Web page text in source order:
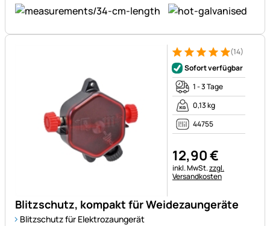
Blitzschutz, kompakt für Weidezaungeräte
Blitzschutz für Elektrozaungerät
Bewertung: 5 von 5 (14
14 Bewertungen (14)
Sofort verfügbar
1 - 3 Tage
0,13 kg
44755
12,90€
Steuerhinweis:
inkl. MwSt.zzgl.
Versandkosten